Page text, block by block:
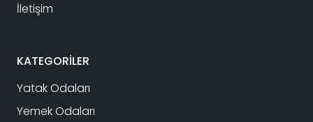
İletişim
KATEGORİLER
Yatak Odaları
Yemek Odaları